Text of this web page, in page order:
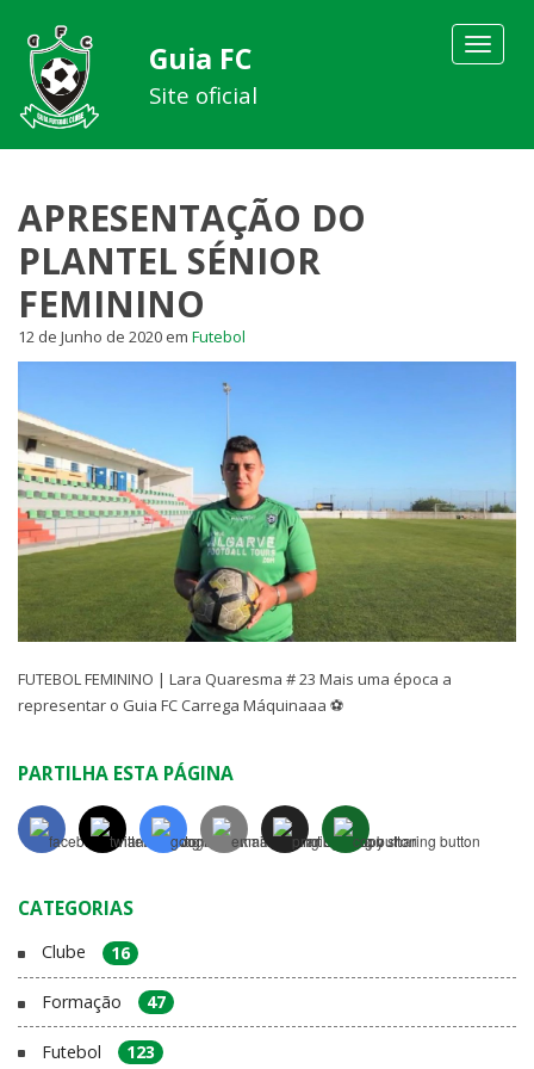
Toggle
Guia FC
Site oficial
APRESENTAÇÃO DO
PLANTEL SÉNIOR
FEMININO
12 de Junho de 2020 em Futebol
FUTEBOL FEMININO | Lara Quaresma # 23 Mais uma época a
representar o Guia FC Carrega Máquinaaa ⚽
PARTILHA ESTA PÁGINA
CATEGORIAS
Clube 16
Formação 47
Futebol 123